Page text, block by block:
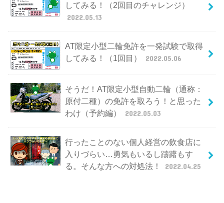
してみる！（2回目のチャレンジ）
2022.05.13
AT限定小型二輪免許を一発試験で取得
してみる！（1回目）
2022.05.06
そうだ！AT限定小型自動二輪（通称：
原付二種）の免許を取ろう！と思った
わけ（予約編）
2022.05.03
行ったことのない個人経営の飲食店に
入りづらい…勇気もいるし躊躇もす
る。そんな方への対処法！
2022.04.25